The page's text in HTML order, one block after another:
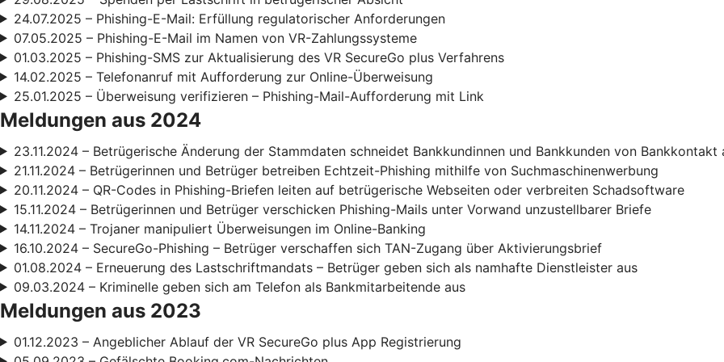
24.07.2025 – Phishing-E-Mail: Erfüllung regulatorischer Anforderungen
07.05.2025 – Phishing-E-Mail im Namen von VR-Zahlungssysteme
01.03.2025 – Phishing-SMS zur Aktualisierung des VR SecureGo plus Verfahrens
14.02.2025 – Telefonanruf mit Aufforderung zur Online-Überweisung
25.01.2025 – Überweisung verifizieren – Phishing-Mail-Aufforderung mit Link
Meldungen aus 2024
23.11.2024 – Betrügerische Änderung der Stammdaten schneidet Bankkundinnen und Bankkunden von Bankkontakt
21.11.2024 – Betrügerinnen und Betrüger betreiben Echtzeit-Phishing mithilfe von Suchmaschinenwerbung
20.11.2024 – QR-Codes in Phishing-Briefen leiten auf betrügerische Webseiten oder verbreiten Schadsoftware
15.11.2024 – Betrügerinnen und Betrüger verschicken Phishing-Mails unter Vorwand unzustellbarer Briefe
14.11.2024 – Trojaner manipuliert Überweisungen im Online-Banking
16.10.2024 – SecureGo-Phishing – Betrüger verschaffen sich TAN-Zugang über Aktivierungsbrief
01.08.2024 – Erneuerung des Lastschriftmandats – Betrüger geben sich als namhafte Dienstleister aus
09.03.2024 – Kriminelle geben sich am Telefon als Bankmitarbeitende aus
Meldungen aus 2023
01.12.2023 – Angeblicher Ablauf der VR SecureGo plus App Registrierung